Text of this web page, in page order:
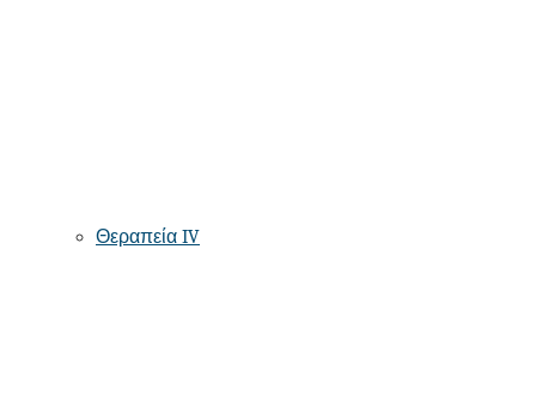
Θεραπεία IV